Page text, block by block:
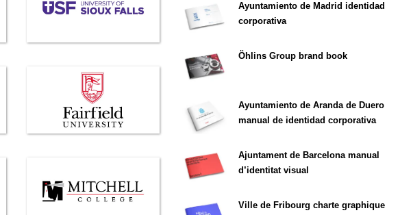
Ayuntamiento de Madrid identidad
corporativa
Öhlins Group brand book
Ayuntamiento de Aranda de Duero
manual de identidad corporativa
Ajuntament de Barcelona manual
d’identitat visual
Ville de Fribourg charte graphique